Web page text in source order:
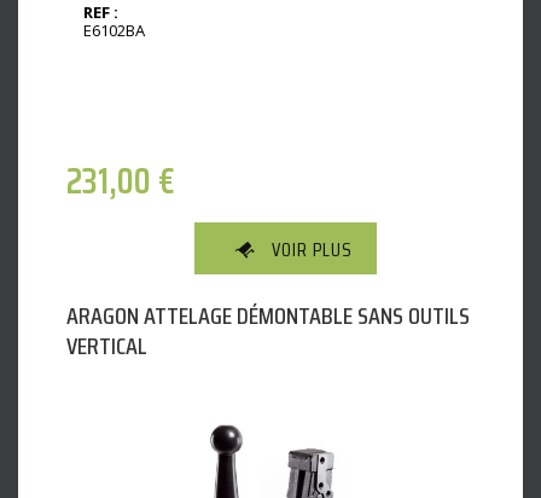
REF :
E6102BA
231,00€
VOIR PLUS
ARAGON ATTELAGE DÉMONTABLE SANS OUTILS
VERTICAL